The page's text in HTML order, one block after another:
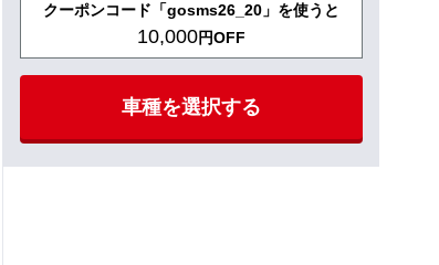
クーポンコード「gosms26_20」を使うと
10,000円OFF
車種を選択する